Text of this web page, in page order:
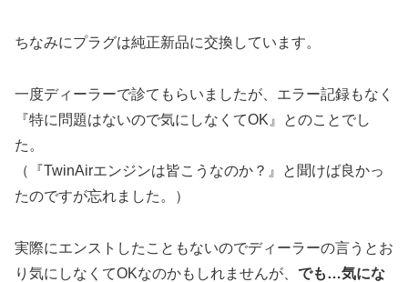
ちなみにプラグは純正新品に交換しています。
一度ディーラーで診てもらいましたが、エラー記録もなく
『特に問題はないので気にしなくてOK』とのことでし
た。
（『TwinAirエンジンは皆こうなのか？』と聞けば良かっ
たのですが忘れました。）
実際にエンストしたこともないのでディーラーの言うとお
り気にしなくてOKなのかもしれませんが、 でも…気にな